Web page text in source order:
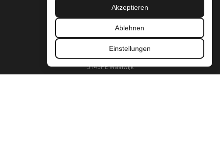
Datenschutzerklärung
FIRMENINFORMATION
Carbonwebshop | Refitech B.V.
5145PE Waalwijk
Akzeptieren
Ablehnen
Einstellungen